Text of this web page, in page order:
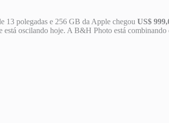
polegadas e 256 GB da Apple chegou US$
está oscilando hoje. A B&H Photo está combinando